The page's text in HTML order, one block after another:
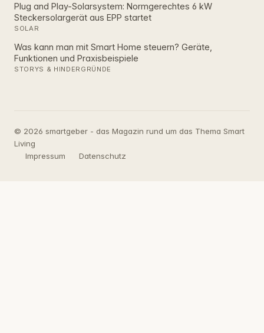
Plug and Play-Solarsystem: Normgerechtes 6 kW
Steckersolargerät aus EPP startet
SOLAR
Was kann man mit Smart Home steuern? Geräte,
Funktionen und Praxisbeispiele
STORYS & HINDERGRÜNDE
© 2026 smartgeber - das Magazin rund um das Thema Smart
Living
Impressum
Datenschutz